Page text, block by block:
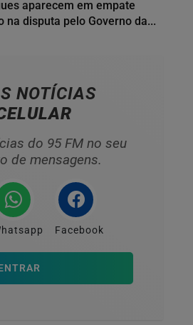
aparecem em empate
na disputa pelo Governo da...
NOTÍCIAS
do 95 FM no seu
de mensagens.
Facebook